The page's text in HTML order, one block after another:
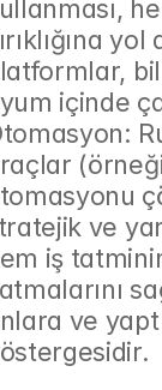
içinde
ve
iş
ve